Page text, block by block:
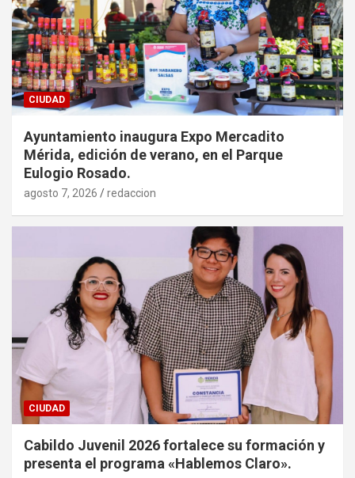
CIUDAD
Ayuntamiento inaugura Expo Mercadito
Mérida, edición de verano, en el Parque
Eulogio Rosado.
agosto 7, 2026 redaccion
CIUDAD
Cabildo Juvenil 2026 fortalece su formación y
presenta el programa «Hablemos Claro».